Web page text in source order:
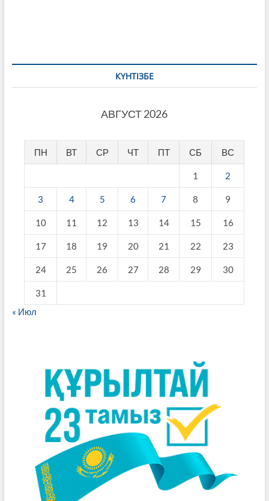
КҮНТІЗБЕ
АВГУСТ 2026
ПН ВТ СР ЧТ ПТ СБ ВС
1 2
3 4 5 6 7 8 9
10 11 12 13 14 15 16
17 18 19 20 21 22 23
24 25 26 27 28 29 30
31
« Июл